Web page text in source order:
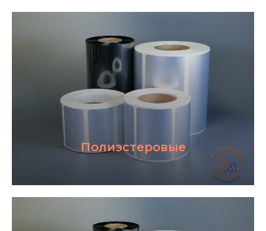
Полиэстеровые
Этикетки для "Честный знак"